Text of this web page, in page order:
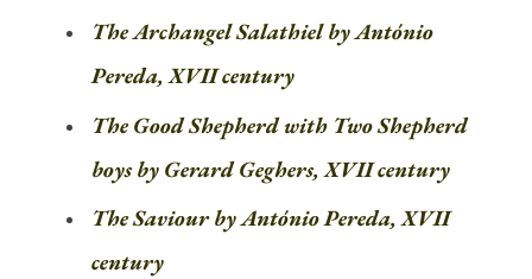
The Archangel Salathiel by António
Pereda, XVII century
The Good Shepherd with Two Shepherd
boys by Gerard Geghers, XVII century
The Saviour by António Pereda, XVII
century